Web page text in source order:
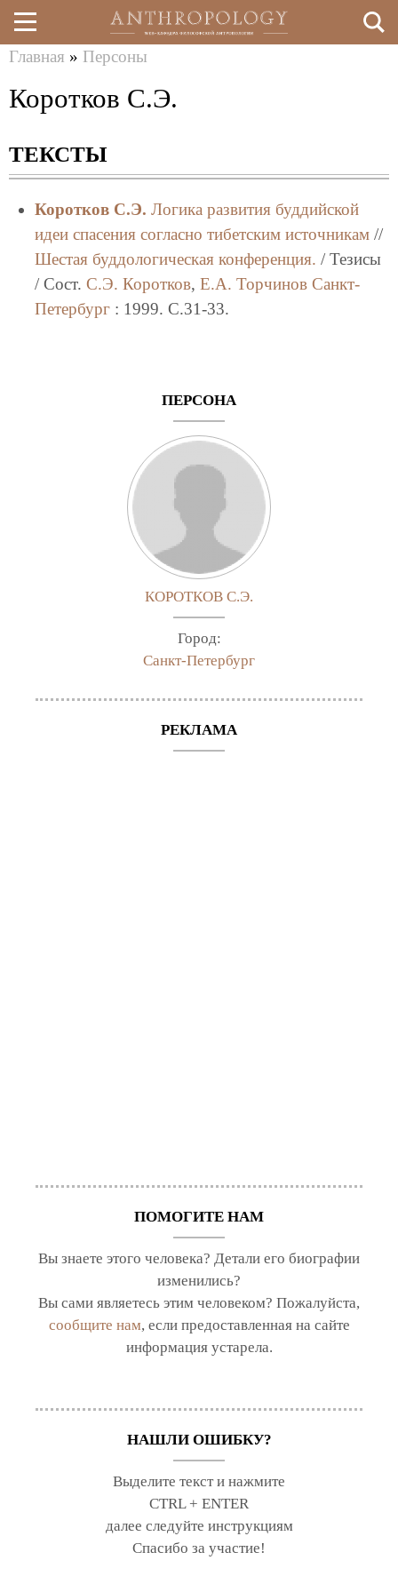
Перейти
к
содержанию
здесь
Главная » Персоны
Коротков С.Э.
ТЕКСТЫ
Коротков С.Э. Логика развития буддийской
идеи спасения согласно тибетским источникам//
Шестая буддологическая конференция. / Тезисы
/ Сост. С.Э. Коротков, Е.А. Торчинов Санкт-
Петербург: 1999. C.31-33.
ПЕРСОНА
КОРОТКОВ С.Э.
Город:
Санкт-Петербург
РЕКЛАМА
ПОМОГИТЕ НАМ
Вы знаете этого человека? Детали его биографии
изменились?
Вы сами являетесь этим человеком? Пожалуйста,
сообщите нам, если предоставленная на сайте
информация устарела.
НАШЛИ ОШИБКУ?
Выделите текст и нажмите
CTRL + ENTER
далее следуйте инструкциям
Спасибо за участие!